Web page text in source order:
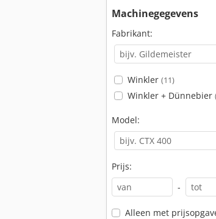
Machinegegevens
Fabrikant:
Winkler (11)
Winkler + Dünnebier
Model:
Prijs:
-
Alleen met